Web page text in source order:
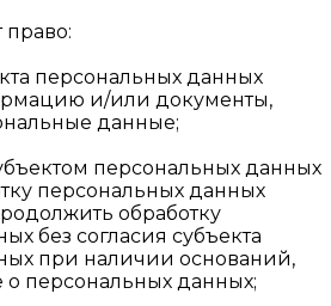
право:
персональных данных
и/или документы,
данные;
персональных данных
персональных данных
обработку
без согласия субъекта
при наличии оснований,
о персональных данных;